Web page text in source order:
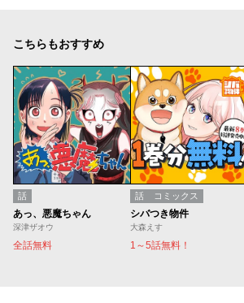
こちらもおすすめ
話
あっ、悪魔ちゃん
深津ザオウ
全話無料
話 コミックス
シバつき物件
大森えす
1～5話無料！